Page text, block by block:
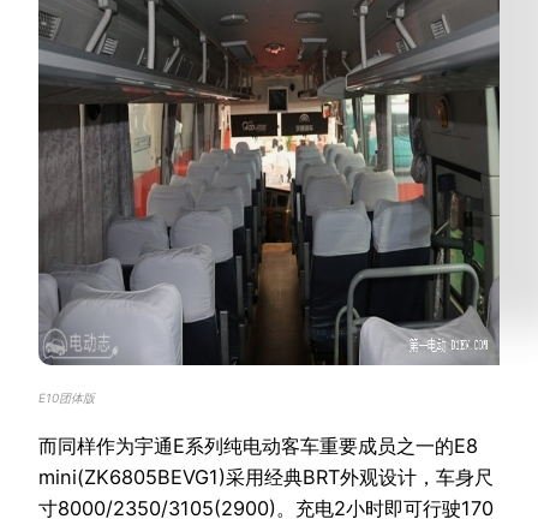
E10团体版
而同样作为宇通E系列纯电动客车重要成员之一的E8
mini(ZK6805BEVG1)采用经典BRT外观设计，车身尺
寸8000/2350/3105(2900)。充电2小时即可行驶170